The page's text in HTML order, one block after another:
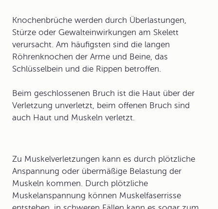
Knochenbrüche werden durch Überlastungen,
Stürze oder Gewalteinwirkungen am Skelett
verursacht. Am häufigsten sind die langen
Röhrenknochen der Arme und Beine, das
Schlüsselbein und die Rippen betroffen.
Beim geschlossenen Bruch ist die Haut über der
Verletzung unverletzt, beim offenen Bruch sind
auch Haut und Muskeln verletzt.
Zu Muskelverletzungen kann es durch plötzliche
Anspannung oder übermäßige Belastung der
Muskeln kommen. Durch plötzliche
Muskelanspannung können Muskelfaserrisse